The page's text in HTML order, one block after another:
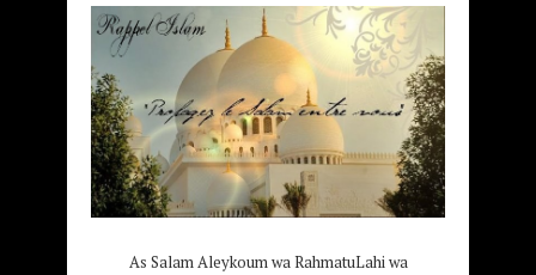
As Salam Aleykoum wa RahmatuLahi wa